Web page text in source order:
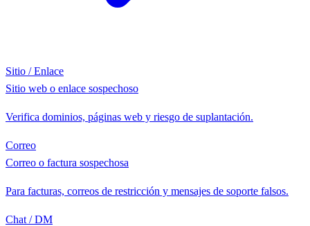
Sitio / Enlace
Sitio web o enlace sospechoso
Verifica dominios, páginas web y riesgo de suplantación.
Correo
Correo o factura sospechosa
Para facturas, correos de restricción y mensajes de soporte falsos.
Chat / DM